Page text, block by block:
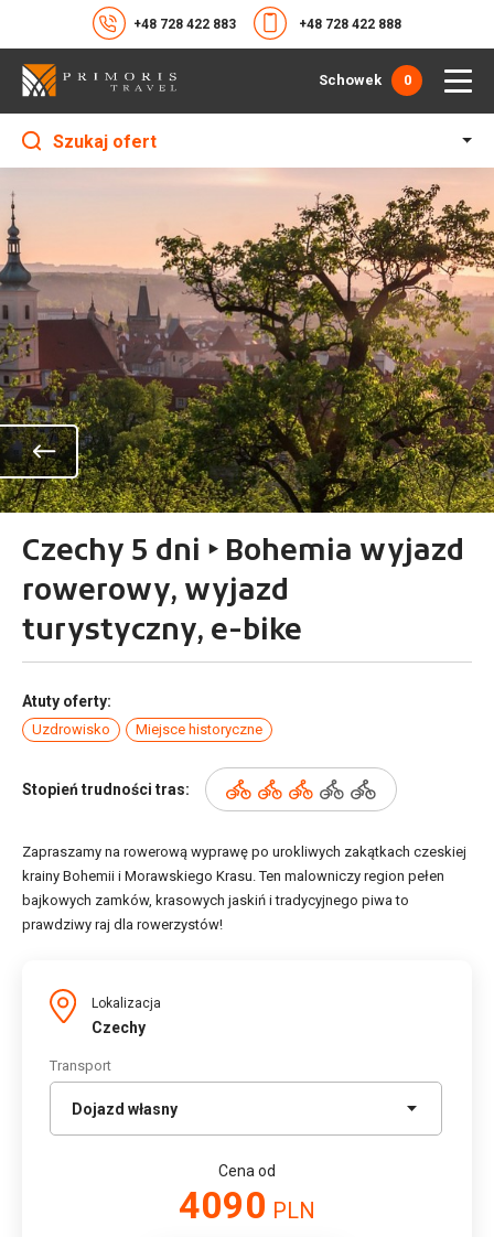
+48 728 422 883 +48 728 422 888
Schowek 0
Szukaj ofert
Czechy 5 dni ‣ Bohemia wyjazd
rowerowy, wyjazd
turystyczny, e-bike
Atuty oferty:
Uzdrowisko Miejsce historyczne
Stopień trudności tras:
Zapraszamy na rowerową wyprawę po urokliwych zakątkach czeskiej
krainy Bohemii i Morawskiego Krasu. Ten malowniczy region pełen
bajkowych zamków, krasowych jaskiń i tradycyjnego piwa to
prawdziwy raj dla rowerzystów!
Lokalizacja
Czechy
Transport
Cena od
4090 PLN